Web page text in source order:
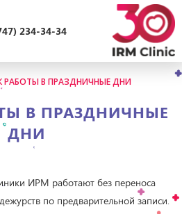
234-34-34
РАБОТЫ В ПРАЗДНИЧНЫЕ ДНИ
В ПРАЗДНИЧНЫЕ
ДНИ
ИРМ работают без переноса
по предварительной записи.